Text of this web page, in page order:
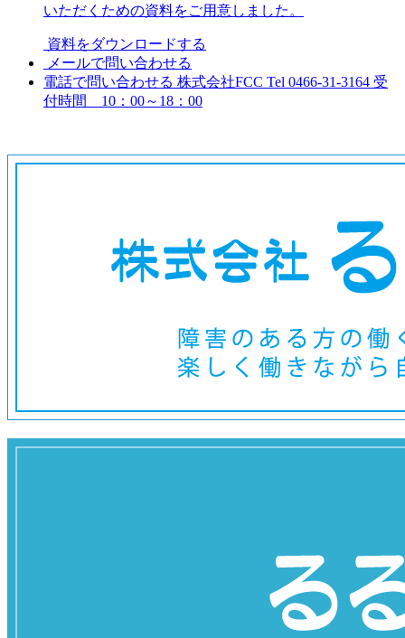
いただくための資料をご用意しました。
資料をダウンロードする
メールで問い合わせる
電話で問い合わせる 株式会社FCC Tel 0466-31-3164 受
付時間 10：00～18：00